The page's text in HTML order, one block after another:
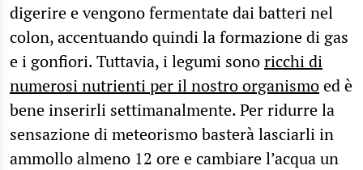
digerire e vengono fermentate dai batteri nel
colon, accentuando quindi la formazione di gas
e i gonfiori. Tuttavia, i legumi sonoricchi di
numerosi nutrienti per il nostro organismoed è
bene inserirli settimanalmente. Per ridurre la
sensazione di meteorismo basterà lasciarli in
ammollo almeno 12 ore e cambiare l’acqua un